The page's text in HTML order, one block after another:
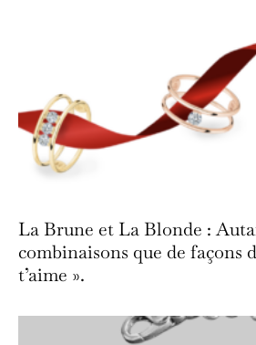
La Brune et La Blonde :
combinaisons que de façons
t’aime ».